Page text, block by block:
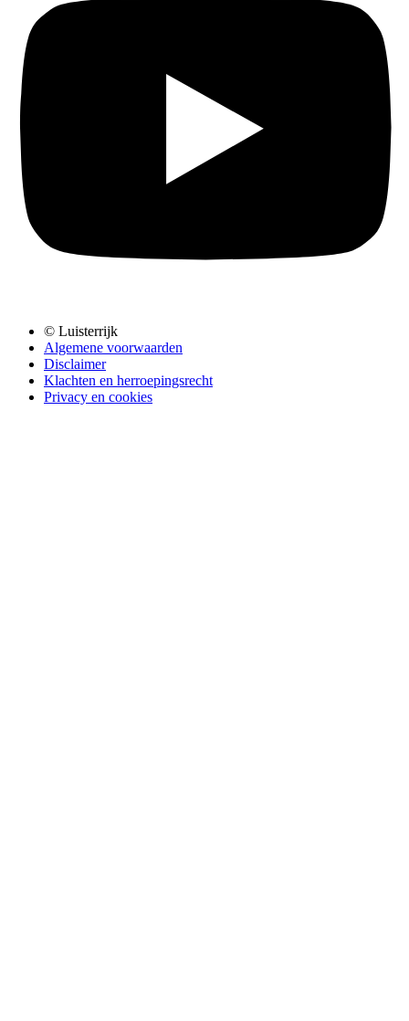
© Luisterrijk
Algemene voorwaarden
Disclaimer
Klachten en herroepingsrecht
Privacy en cookies